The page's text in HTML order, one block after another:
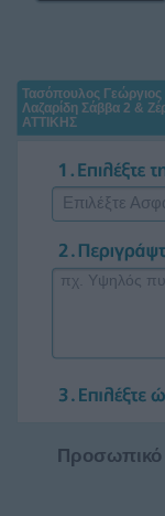
Τασόπουλος Γεώργιος
Λαζαρίδη Σάββα 2 &
ΑΤΤΙΚΗΣ
Επιλέξτε
Προσωπικό